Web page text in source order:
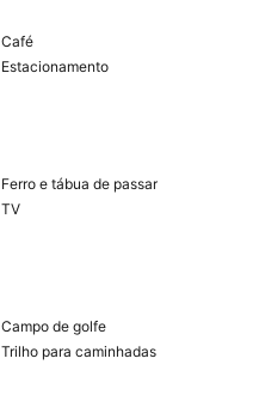
Café
Estacionamento
Ferro e tábua de passar
TV
Campo de golfe
Trilho para caminhadas